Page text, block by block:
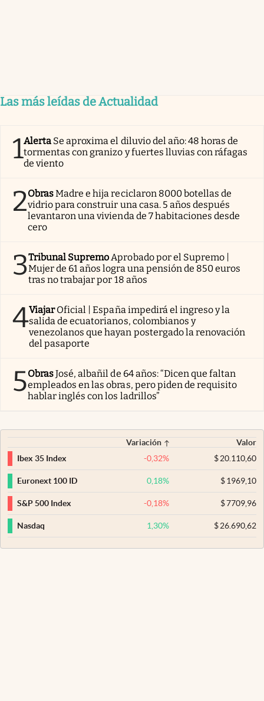
Las más leídas de Actualidad
1Alerta Se aproxima el diluvio del año: 48 horas de
tormentas con granizo y fuertes lluvias con ráfagas
de viento
2ObrasMadre e hija reciclaron 8000 botellas de
vidrio para construir una casa. 5 años después
levantaron una vivienda de 7 habitaciones desde
cero
3Tribunal Supremo Aprobado por el Supremo |
Mujer de 61 años logra una pensión de 850 euros
tras no trabajar por 18 años
4Viajar Oficial | España impedirá el ingreso y la
salida de ecuatorianos, colombianos y
venezolanos que hayan postergado la renovación
del pasaporte
5ObrasJosé, albañil de 64 años: “Dicen que faltan
empleados en las obras, pero piden de requisito
hablar inglés con los ladrillos”
Variación
Valor
Ibex 35 Index
-0,32% $20.110,60
Euronext 100 ID 0,18% $1969,10
S&P 500 Index -0,18% $7709,96
Nasdaq 1,30% $26.690,62